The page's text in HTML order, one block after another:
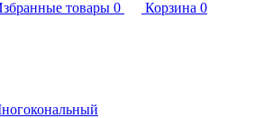
товары 0 Корзина 0